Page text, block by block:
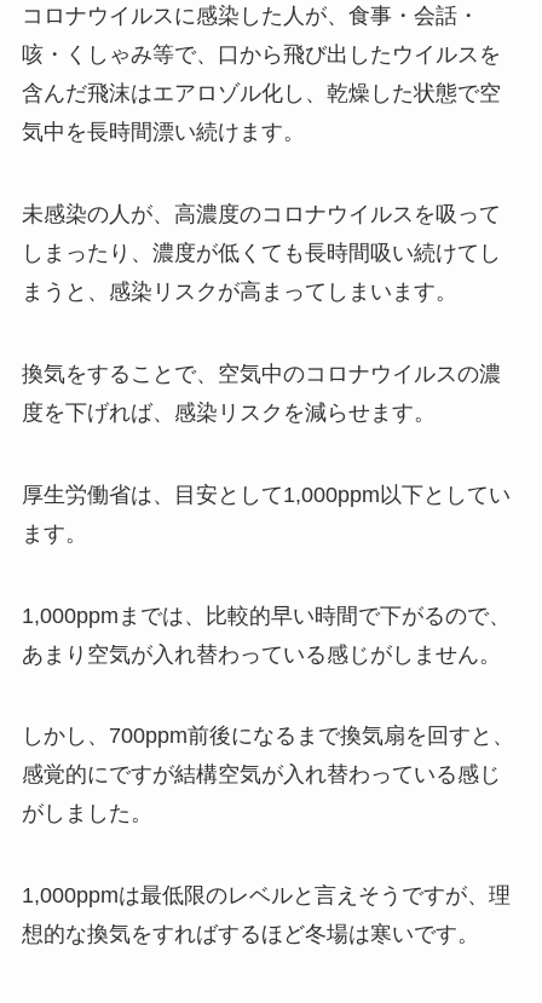
コロナウイルスに感染した人が、食事・会話・
咳・くしゃみ等で、口から飛び出したウイルスを
含んだ飛沫はエアロゾル化し、乾燥した状態で空
気中を長時間漂い続けます。
未感染の人が、高濃度のコロナウイルスを吸って
しまったり、濃度が低くても長時間吸い続けてし
まうと、感染リスクが高まってしまいます。
換気をすることで、空気中のコロナウイルスの濃
度を下げれば、感染リスクを減らせます。
厚生労働省は、目安として1,000ppm以下としてい
ます。
1,000ppmまでは、比較的早い時間で下がるので、
あまり空気が入れ替わっている感じがしません。
しかし、700ppm前後になるまで換気扇を回すと、
感覚的にですが結構空気が入れ替わっている感じ
がしました。
1,000ppmは最低限のレベルと言えそうですが、理
想的な換気をすればするほど冬場は寒いです。